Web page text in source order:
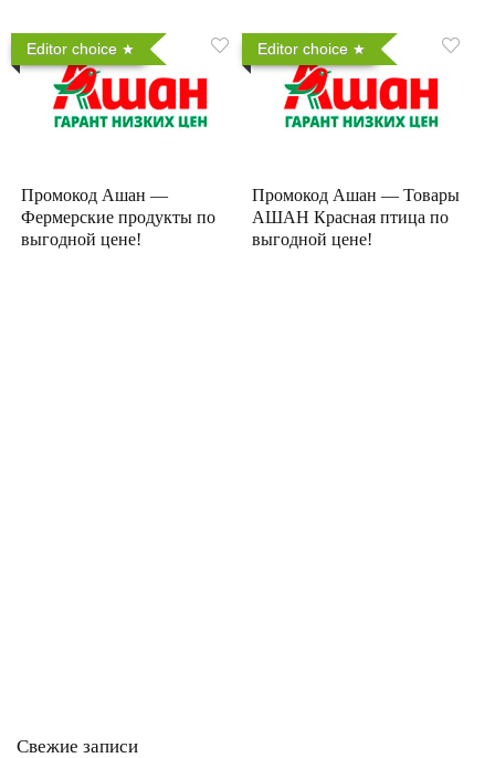
Editor choice
Промокод Ашан —
Фермерские продукты по
выгодной цене!
Editor choice
Промокод Ашан — Товары
АШАН Красная птица по
выгодной цене!
Свежие записи